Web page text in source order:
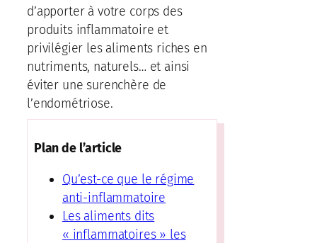
d’apporter à votre corps des
produits inflammatoire et
privilégier les aliments riches en
nutriments, naturels… et ainsi
éviter une surenchère de
l’endométriose.
Plan de l’article
Qu’est-ce que le régime
anti-inflammatoire
Les aliments dits
« inflammatoires » les